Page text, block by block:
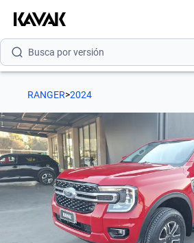
Busca por modelo
Busca por versión
Busca por marca
Busca por modelo
Busca por versión
Busca por año
RANGER>2024